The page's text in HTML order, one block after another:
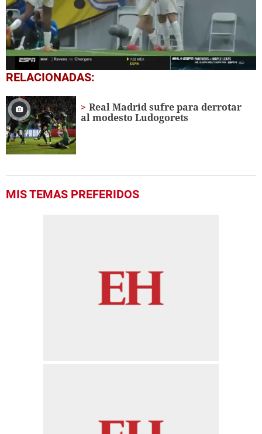
0
seconds
1
minute,
28
seconds
RELACIONADAS:
Real Madrid sufre para derrotar
al modesto Ludogorets
MIS TEMAS PREFERIDOS